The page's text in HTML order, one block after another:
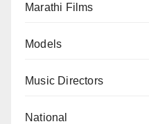
Marathi Films
Models
Music Directors
National